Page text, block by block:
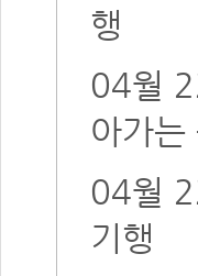
행
04월
아가는
04월
기행